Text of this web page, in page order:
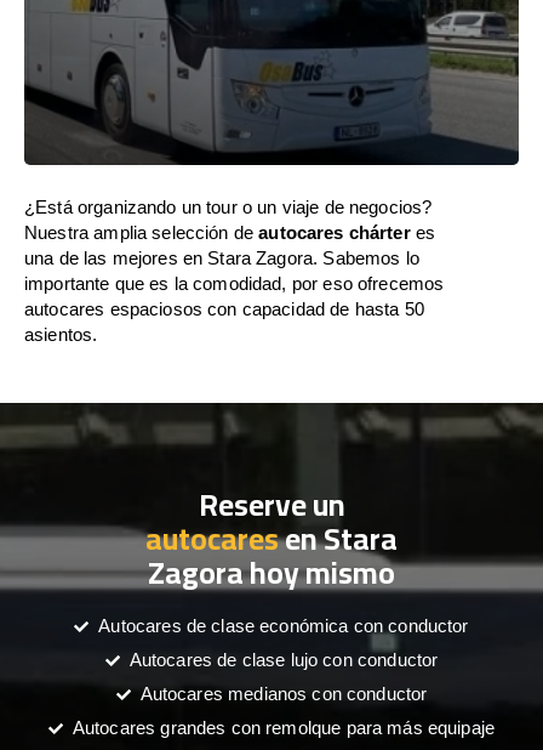
¿Está organizando un tour o un viaje de negocios?
Nuestra amplia selección deautocares chárteres
una de las mejores en Stara Zagora. Sabemos lo
importante que es la comodidad, por eso ofrecemos
autocares espaciosos con capacidad de hasta 50
asientos.
Reserve un
autocaresen Stara
Zagora hoy mismo
Autocares de clase económica con conductor
Autocares de clase lujo con conductor
Autocares medianos con conductor
Autocares grandes con remolque para más equipaje